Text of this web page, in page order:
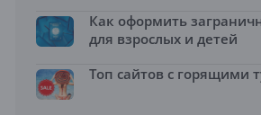
Как оформить
для взрослых и детей
Топ сайтов с горящими